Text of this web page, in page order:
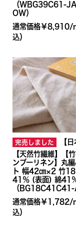
（WBG39C61-
OW）
通常価格￥8,910/
込）
完売しました
【日
【天然竹繊維】【
ンブーリネン】丸
ト 幅42㎝×2 竹
41％ (表面) 綿41
（BG18C41C41-
通常価格￥1,782/
込）